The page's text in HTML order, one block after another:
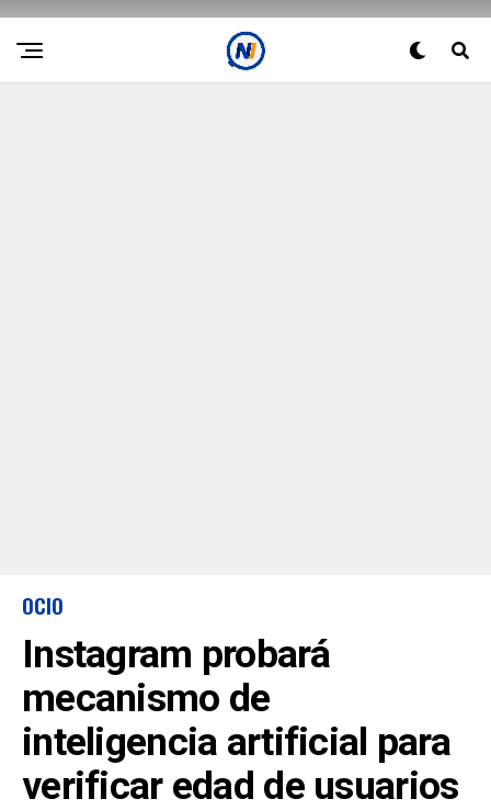
OCIO
Instagram probará
mecanismo de
inteligencia artificial para
verificar edad de usuarios